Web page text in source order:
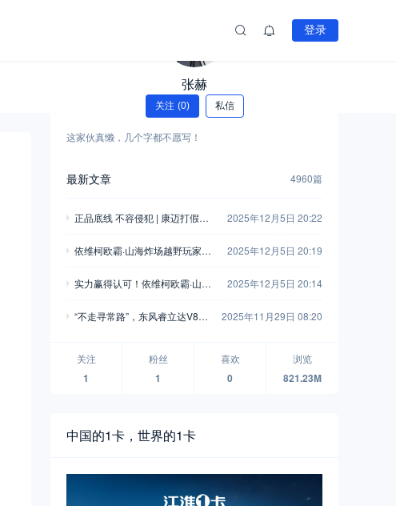
登录
张赫
关注 (0) 私信
这家伙真懒，几个字都不愿写！
最新文章 4960篇
正品底线 不容侵犯 | 康迈打假胜
2025年12月5日 20:22
依维柯欧霸·山海炸场越野玩家车
2025年12月5日 20:19
实力赢得认可！依维柯欧霸·山海
2025年12月5日 20:14
“不走寻常路”，东风睿立达V8E
2025年11月29日 08:20
关注
1
粉丝
1
喜欢
0
浏览
821.23M
中国的1卡，世界的1卡